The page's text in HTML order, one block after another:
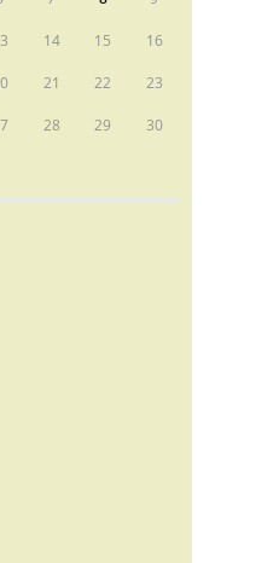
14 15 16
21 22 23
28 29 30